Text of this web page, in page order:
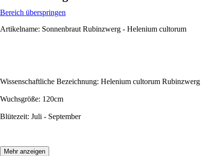
Bereich überspringen
Artikelname: Sonnenbraut Rubinzwerg - Helenium cultorum
Wissenschaftliche Bezeichnung: Helenium cultorum Rubinzwerg
Wuchsgröße: 120cm
Blütezeit: Juli - September
Beschreibung:
Mehr anzeigen